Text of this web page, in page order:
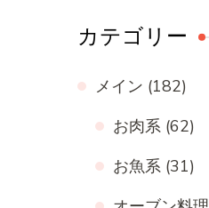
カテゴリー
メイン (182)
お肉系 (62)
お魚系 (31)